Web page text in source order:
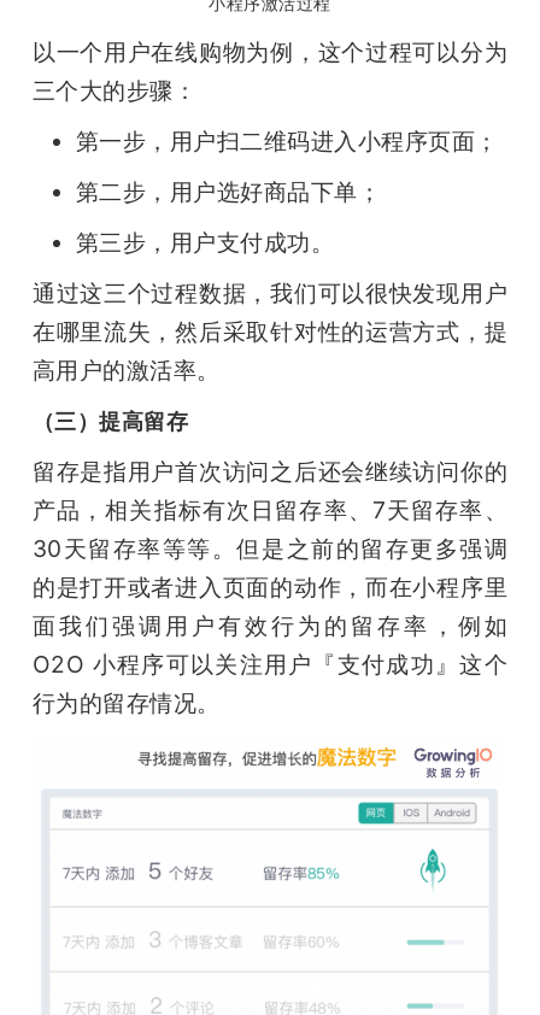
以一个用户在线购物为例，这个过程可以分为
三个大的步骤：
第一步，用户扫二维码进入小程序页面；
第二步，用户选好商品下单；
第三步，用户支付成功。
通过这三个过程数据，我们可以很快发现用户
在哪里流失，然后采取针对性的运营方式，提
高用户的激活率。
（三）提高留存
留存是指用户首次访问之后还会继续访问你的
产品，相关指标有次日留存率、7天留存率、
30天留存率等等。但是之前的留存更多强调
的是打开或者进入页面的动作，而在小程序里
面我们强调用户有效行为的留存率，例如
O2O 小程序可以关注用户『支付成功』这个
行为的留存情况。